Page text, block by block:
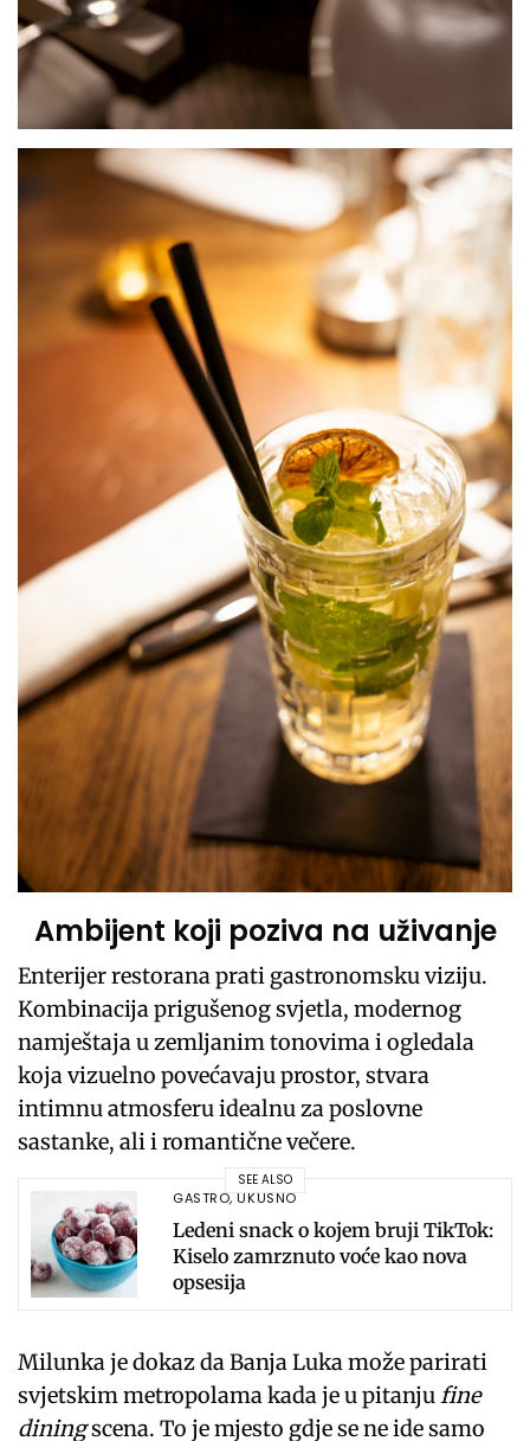
Ambijent koji poziva na uživanje
Enterijer restorana prati gastronomsku viziju.
Kombinacija prigušenog svjetla, modernog
namještaja u zemljanim tonovima i ogledala
koja vizuelno povećavaju prostor, stvara
intimnu atmosferu idealnu za poslovne
sastanke, ali i romantične večere.
SEE ALSO
GASTRO,UKUSNO
Ledeni snack o kojem bruji TikTok:
Kiselo zamrznuto voće kao nova
opsesija
Milunka je dokaz da Banja Luka može parirati
svjetskim metropolama kada je u pitanjufine
diningscena. To je mjesto gdje se ne ide samo